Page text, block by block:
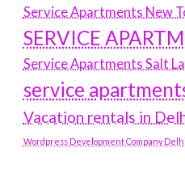
Service Apartments New
SERVICE
Service Apartments Salt
service
Vacation rentals in
Wordpress Development Company Delhi